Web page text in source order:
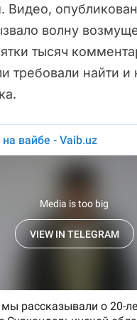
Видео,
волну
тысяч
требовали найти и